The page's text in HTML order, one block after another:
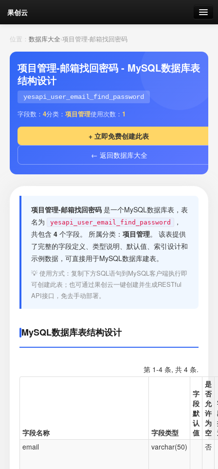
果创云
数据表单
API接口
云存储
流量 剩余接口流量
套餐
接口测试
位置： 数据库大全›项目管理-邮箱找回密码
项目管理-邮箱找回密码 - MySQL数据库表
结构设计
yesapi_user_email_find_password
字段数： 4分类： 项目管理使用次数： 1
+ 立即免费创建此表
← 返回数据库大全
项目管理-邮箱找回密码 是一个MySQL数据库表，表
名为
yesapi_user_email_find_password
，
共包含 4 个字段。 所属分类： 项目管理。 该表提供
了完整的字段定义、类型说明、默认值、索引设计和
示例数据，可直接用于MySQL数据库建表。
💡 使用方式：复制下方SQL语句到MySQL客户端执行即
可创建此表；也可通过果创云一键创建并生成RESTful
API接口，免去手动部署。
MySQL数据库表结构设计
第 1-4 条, 共 4 条.
字段名称 字段类型
字
段
默
认
值
是
否
允
许
为
空
email
varchar(50) 否